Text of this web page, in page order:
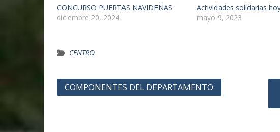
CONCURSO PUERTAS NAVIDEÑAS
diciembre 20, 2024
Actividades solidarias
mayo 9, 2023
CENTRO
Navegación
COMPONENTES DEL DEPARTAMENTO